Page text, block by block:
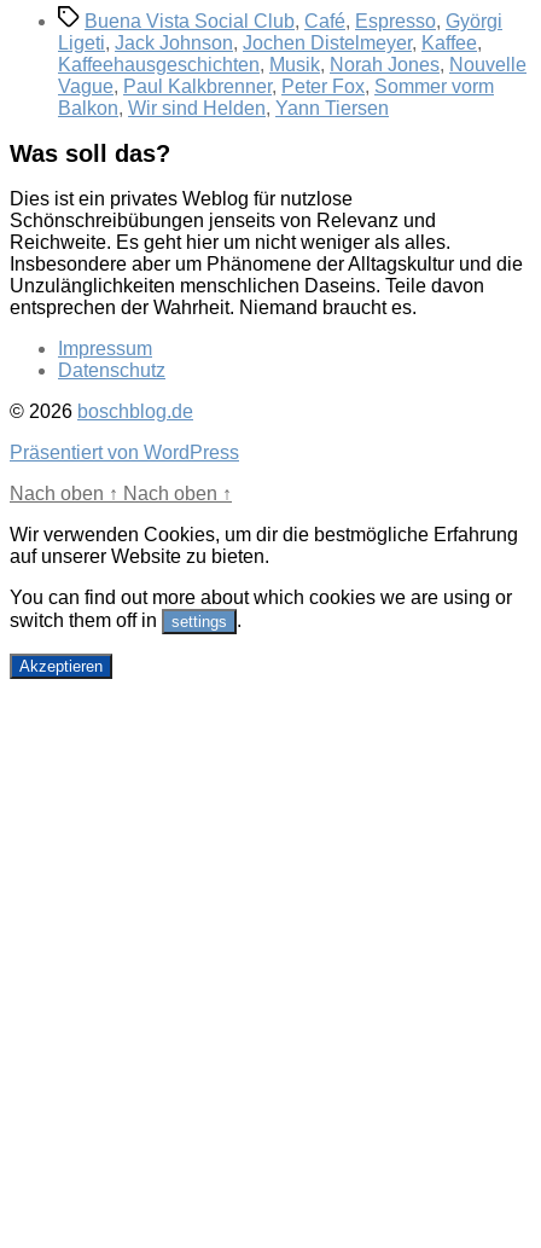
Schlagwörter
Buena Vista Social Club, Café, Espresso, Györgi
Ligeti, Jack Johnson, Jochen Distelmeyer, Kaffee,
Kaffeehausgeschichten, Musik, Norah Jones, Nouvelle
Vague, Paul Kalkbrenner, Peter Fox, Sommer vorm
Balkon, Wir sind Helden, Yann Tiersen
Was soll das?
Dies ist ein privates Weblog für nutzlose
Schönschreibübungen jenseits von Relevanz und
Reichweite. Es geht hier um nicht weniger als alles.
Insbesondere aber um Phänomene der Alltagskultur und die
Unzulänglichkeiten menschlichen Daseins. Teile davon
entsprechen der Wahrheit. Niemand braucht es.
Impressum
Datenschutz
© 2026 boschblog.de
Präsentiert von WordPress
Nach oben ↑ Nach oben ↑
Wir verwenden Cookies, um dir die bestmögliche Erfahrung
auf unserer Website zu bieten.
You can find out more about which cookies we are using or
switch them off in
settings .
Akzeptieren